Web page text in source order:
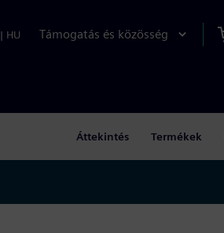
| HU Támogatás és közösség
Áttekintés Termékek